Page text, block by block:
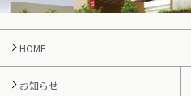
HOME
お知らせ